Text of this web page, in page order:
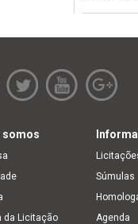
somos
da Licitação
Súmulas
Agenda